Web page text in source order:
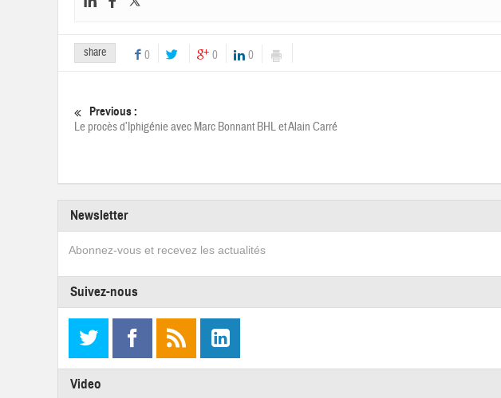
share 0 0 0
Previous :
Le procès d’Iphigénie avec Marc Bonnant BHL et Alain Carré
Newsletter
Abonnez-vous et recevez les actualités
Suivez-nous
Video